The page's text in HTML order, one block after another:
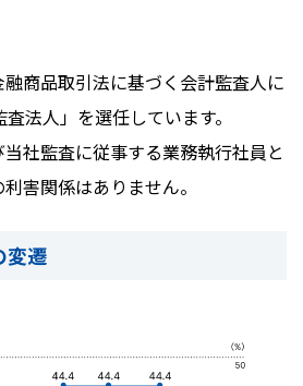
商品取引法に基づく会計監査人に
査法人」を選任しています。
社監査に従事する業務執行社員と
害関係はありません。
変遷